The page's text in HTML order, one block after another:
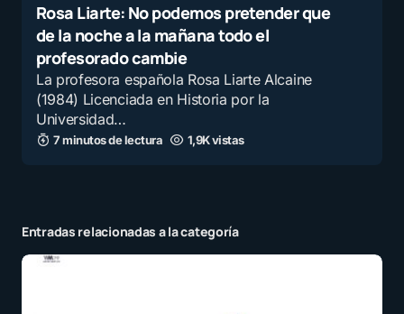
Rosa Liarte: No podemos pretender que
de la noche a la mañana todo el
profesorado cambie
La profesora española Rosa Liarte Alcaine
(1984) Licenciada en Historia por la
Universidad…
7 minutos de lectura 1,9K vistas
Entradas relacionadas a la categoría